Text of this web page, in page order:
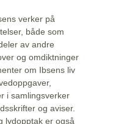
verker på
både som
av andre
og omdiktninger
om Ibsens liv
i samlingsverker
og aviser.
lydopptak er også